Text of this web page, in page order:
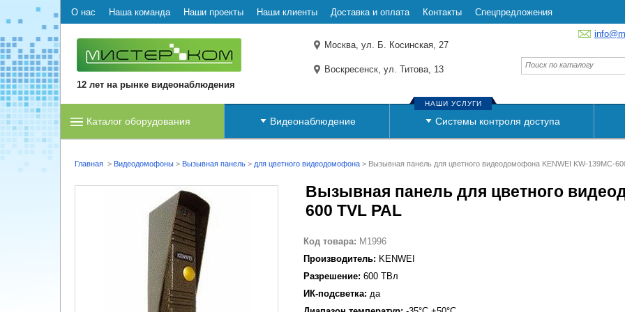
О нас Наша команда Наши проекты Наши клиенты Доставка и оплата Контакты Спецпредложения
12 лет на рынке видеонаблюдения
Москва, ул. Б. Косинская, 27
Воскресенск, ул. Титова, 13
Каталог оборудования Видеонаблюдение Системы контроля доступа
НАШИ УСЛУГИ
Главная > Видеодомофоны > Вызывная панель > для цветного видеодомофона > Вызывная панель для цветного видеодомофона KENWEI KW-139MC-
Вызывная панель для цветного
600 TVL PAL
Код товара: M1996
Производитель: KENWEI
Разрешение: 600 ТВл
ИК-подсветка: да